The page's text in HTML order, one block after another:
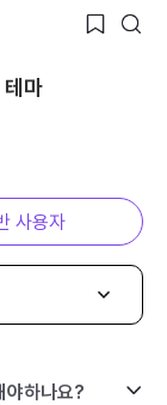
테마
사용자
야하나요?